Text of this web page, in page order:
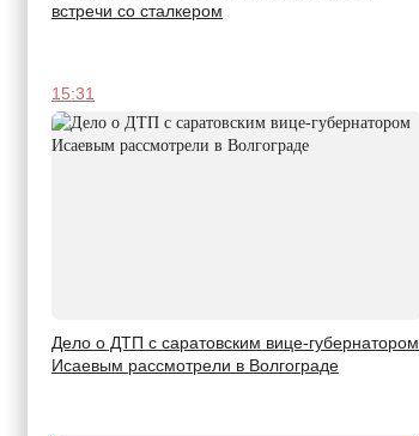
встречи со сталкером
15:31
Дело о ДТП с саратовским вице-губернатором
Исаевым рассмотрели в Волгограде